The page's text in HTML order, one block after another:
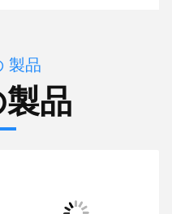
製品
製品